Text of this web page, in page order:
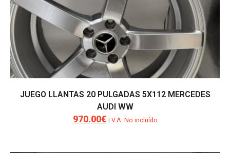
JUEGO LLANTAS 20 PULGADAS 5X112 MERCEDES
AUDI WW
El
970.00€ElI.V.A. No incluído